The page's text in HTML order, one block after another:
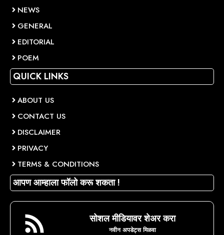
NEWS
GENERAL
EDITORIAL
POEM
QUICK LINKS
ABOUT US
CONTACT US
DISCLAIMER
PRIVACY
TERMS & CONDITIONS
आपण आम्हाला फॉलो करू शकता !
सोशल मीडियावर शेअर करा
नवीन अपडेट्स मिळवा